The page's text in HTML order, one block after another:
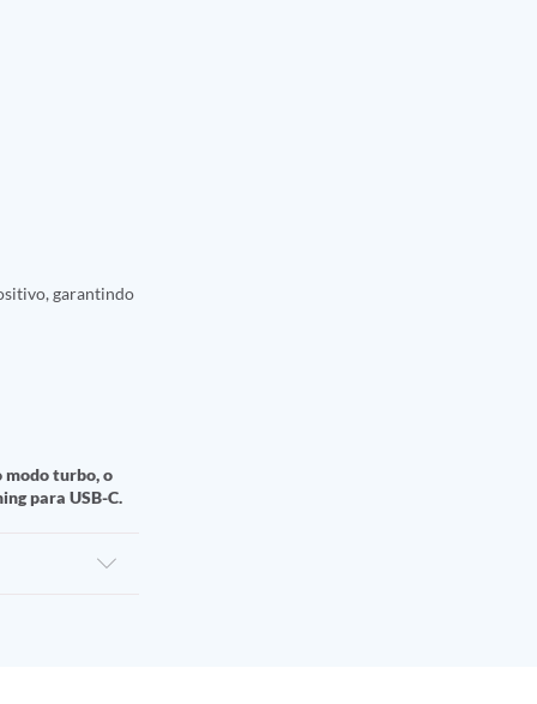
garantindo
modo turbo, o
para USB-C.